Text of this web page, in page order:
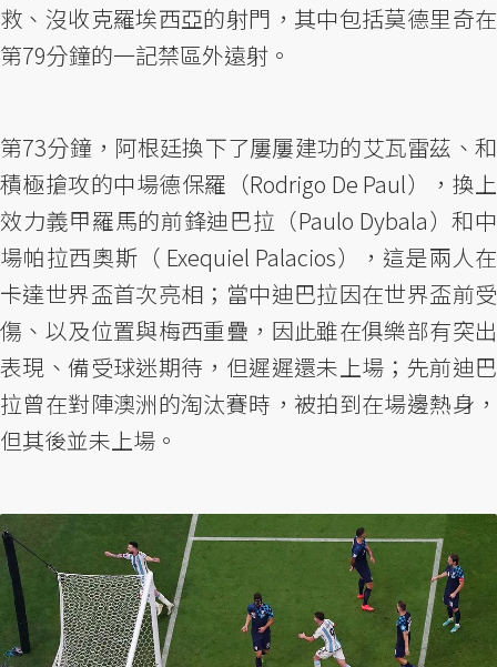
救、沒收克羅埃西亞的射門，其中包括莫德里奇在
第79分鐘的一記禁區外遠射。
第73分鐘，阿根廷換下了屢屢建功的艾瓦雷茲、和
積極搶攻的中場德保羅（Rodrigo De Paul），換上
效力義甲羅馬的前鋒迪巴拉（Paulo Dybala）和中
場帕拉西奧斯（ Exequiel Palacios），這是兩人在
卡達世界盃首次亮相；當中迪巴拉因在世界盃前受
傷、以及位置與梅西重疊，因此雖在俱樂部有突出
表現、備受球迷期待，但遲遲還未上場；先前迪巴
拉曾在對陣澳洲的淘汰賽時，被拍到在場邊熱身，
但其後並未上場。